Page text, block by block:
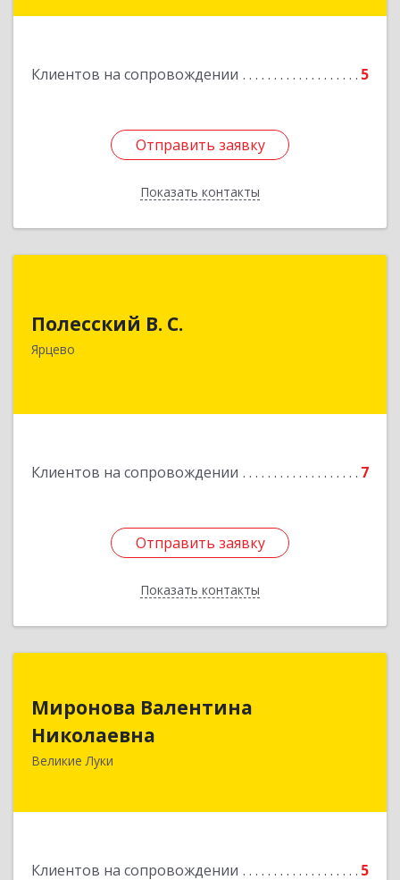
Клиентов на сопровождении 5
Отправить заявку
Показать контакты
Отправить заявку
Назад
Полесский В. С.
Ярцево
Клиентов на сопровождении 7
Отправить заявку
Показать контакты
215800,Смоленская обл. г. Ярцево,
Отправить заявку
Назад
Миронова Валентина
Николаевна
Великие Луки
Клиентов на сопровождении 5
Николаевна